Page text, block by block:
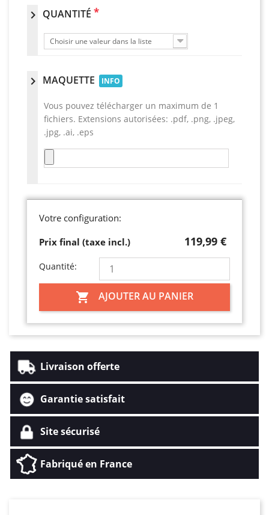
chevron_right QUANTITÉ *
Choisir une valeur dans la liste
chevron_right MAQUETTE INFO
Vous pouvez télécharger un maximum de 1
fichiers. Extensions autorisées: .pdf, .png, .jpeg,
.jpg, .ai, .eps
Votre configuration:
Prix final (taxe incl.)
119,99 €
Quantité:
 AJOUTER AU PANIER
Livraison offerte
Garantie satisfait
Site sécurisé
Fabriqué en France